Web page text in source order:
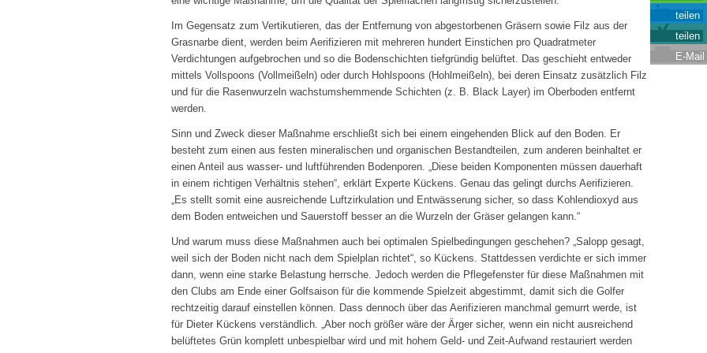
Im Gegensatz zum Vertikutieren, das der Entfernung von abgestorbenen Gräsern sowie Filz aus der
Grasnarbe dient, werden beim Aerifizieren mit mehreren hundert Einstichen pro Quadratmeter
Verdichtungen aufgebrochen und so die Bodenschichten tiefgründig belüftet. Das geschieht entweder
mittels Vollspoons (Vollmeißeln) oder durch Hohlspoons (Hohlmeißeln), bei deren Einsatz zusätzlich Filz
und für die Rasenwurzeln wachstumshemmende Schichten (z. B. Black Layer) im Oberboden entfernt
werden.
Sinn und Zweck dieser Maßnahme erschließt sich bei einem eingehenden Blick auf den Boden. Er
besteht zum einen aus festen mineralischen und organischen Bestandteilen, zum anderen beinhaltet er
einen Anteil aus wasser- und luftführenden Bodenporen. „Diese beiden Komponenten müssen dauerhaft
in einem richtigen Verhältnis stehen“, erklärt Experte Kückens. Genau das gelingt durchs Aerifizieren.
„Es stellt somit eine ausreichende Luftzirkulation und Entwässerung sicher, so dass Kohlendioxyd aus
dem Boden entweichen und Sauerstoff besser an die Wurzeln der Gräser gelangen kann.“
Und warum muss diese Maßnahmen auch bei optimalen Spielbedingungen geschehen? „Salopp gesagt,
weil sich der Boden nicht nach dem Spielplan richtet“, so Kückens. Stattdessen verdichte er sich immer
dann, wenn eine starke Belastung herrsche. Jedoch werden die Pflegefenster für diese Maßnahmen mit
den Clubs am Ende einer Golfsaison für die kommende Spielzeit abgestimmt, damit sich die Golfer
rechtzeitig darauf einstellen können. Dass dennoch über das Aerifizieren manchmal gemurrt werde, ist
für Dieter Kückens verständlich. „Aber noch größer wäre der Ärger sicher, wenn ein nicht ausreichend
belüftetes Grün komplett unbespielbar wird und mit hohem Geld- und Zeit-Aufwand restauriert werden
teilen
teilen
E-Mail